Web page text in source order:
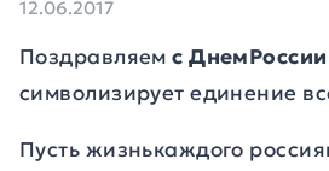
12.06.2017
Поздравляемс ДнемРоссии
символизирует единение
Пусть жизнькаждого